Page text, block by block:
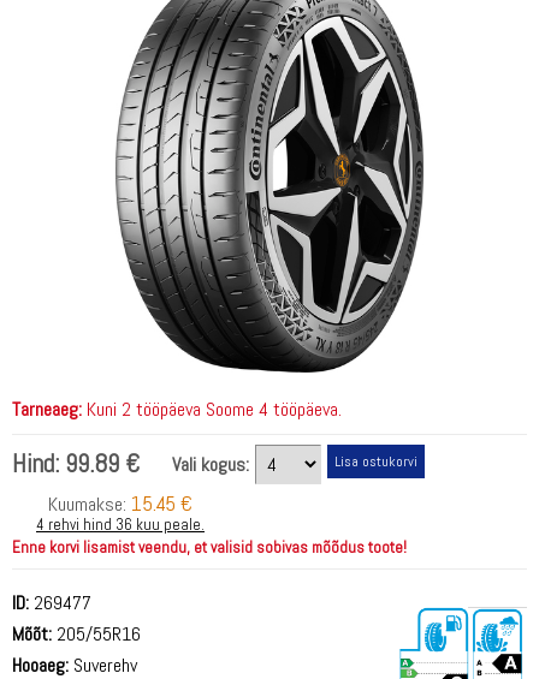
Tarneaeg: Kuni 2 tööpäeva Soome 4 tööpäeva.
Hind: 99.89 €
Vali kogus:
Kuumakse: 15.45 €
4 rehvi hind 36 kuu peale.
Enne korvi lisamist veendu, et valisid sobivas mõõdus toote!
ID: 269477
Mõõt: 205/55R16
Hooaeg: Suverehv